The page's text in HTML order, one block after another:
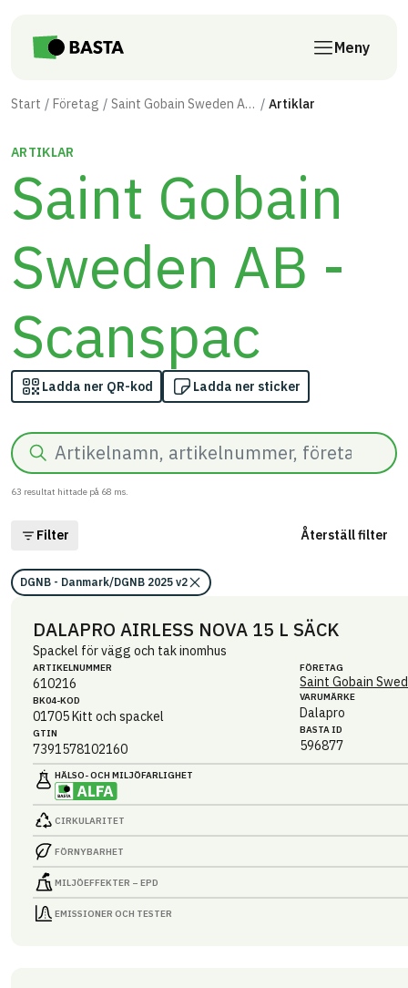
Meny
Start Företag Saint Gobain Sweden AB - Scanspac Artiklar
ARTIKLAR
Saint Gobain
Sweden AB -
Scanspac
Ladda ner QR-kod Ladda ner sticker
Sök
63 resultat hittade på 68 ms.
Filter Återställ filter
DGNB - Danmark/DGNB 2025 v2
DALAPRO AIRLESS NOVA 15 L SÄCK
Spackel för vägg och tak inomhus
ARTIKEL­NUMMER
610216
BK04-KOD
01705Kitt och spackel
GTIN
7391578102160
FÖRETAG
Saint Gobain
VARUMÄRKE
Dalapro
BASTA ID
596877
HÄLSO- OCH MILJÖ­FARLIGHET
CIRKULARITET
FÖRNYBARHET
MILJÖEFFEKTER – EPD
EMISSIONER OCH TESTER